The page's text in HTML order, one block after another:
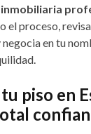
inmobiliaria
el proceso,
en tu
piso en